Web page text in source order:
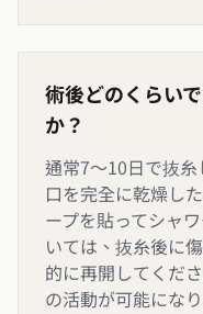
術後どのくらい
か？
通常7〜10日で抜
口を完全に乾燥し
ープを貼ってシャ
いては、抜糸後に
的に再開してくだ
の活動が可能にな